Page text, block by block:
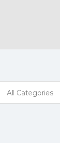
All Categories